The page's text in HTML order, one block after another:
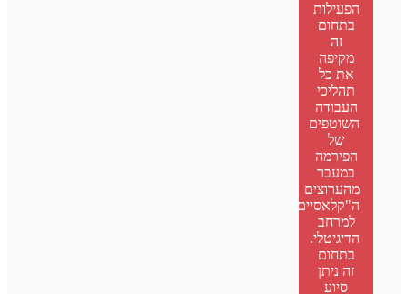
הפעילות
בתחום
זה
מקיפה
את כל
תהליכי
העבודה
השוטפים
של
הפירמה
במעבר
מהערוצים
ה"קלאסיים"
למרחב
הדיגיטלי.
בתחום
זה ניתן
סיוע